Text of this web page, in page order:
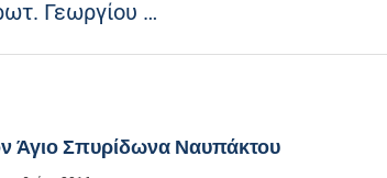
Γεωργίου …
Άγιο Σπυρίδωνα Ναυπάκτου